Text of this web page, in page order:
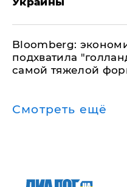
Bloomberg:
подхватила
самой тяжелой
Смотреть ещё